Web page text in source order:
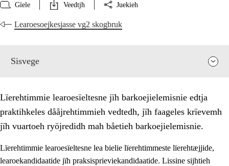
Gïele Veedtjh Juekieh
Learoesoejkesjasse vg2 skogbruk
Sisvege
Lïerehtimmie learoesïeltesne jïh barkoejielemisnie edtja
praktihkeles dååjrehtimmieh vedtedh, jïh faageles krïevemh
jïh vuartoeh ryöjredidh mah båetieh barkoejielemisnie.
Lïerehtimmie learoesïeltesne lea bielie lïerehtimmeste lïerehtæjjide,
learoekandidaatide jïh praksisprieviekandidaatide. Lissine sijhtieh